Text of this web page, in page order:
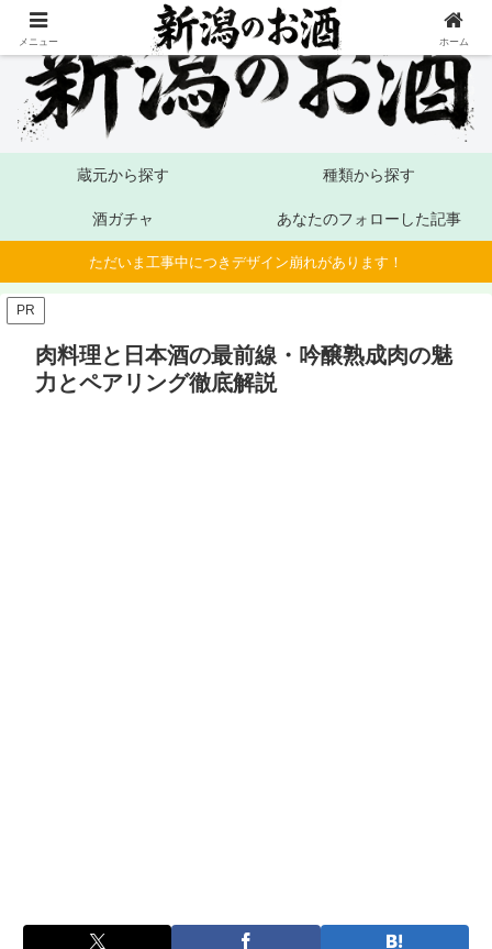
蔵元から探す 種類から探す
酒ガチャ あなたのフォローした記事
ただいま工事中につきデザイン崩れがあります！
PR
肉料理と日本酒の最前線・吟醸熟成肉の魅
力とペアリング徹底解説
メニュー ホーム